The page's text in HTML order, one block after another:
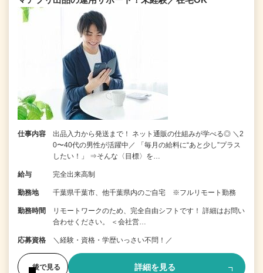
仕事内容
出品入力から発送まで！ ネット通販の仕組みが学べる◎ ＼2
0〜40代の男性が活躍中／ 「毎月の給料に“あと少し”プラス
したい！」 ⇒そんな〈目標〉を…
給与 完全出来高制
勤務地 千葉県千葉市、他千葉県内のご自宅 ※フルリモート勤務
勤務時間
リモートワークのため、完全自由シフトです！ 詳細はお問い
合わせください。 ＜会社営…
応募資格 ＼経験・資格・学歴いっさい不問！／
後で見る 詳細を見る